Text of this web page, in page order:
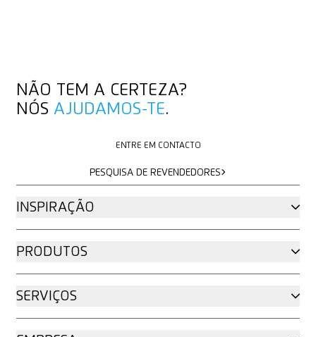
NÃO TEM A CERTEZA?
NÓS AJUDAMOS-TE.
ENTRE EM CONTACTO
PESQUISA DE REVENDEDORES
INSPIRAÇÃO
PRODUTOS
SERVIÇOS